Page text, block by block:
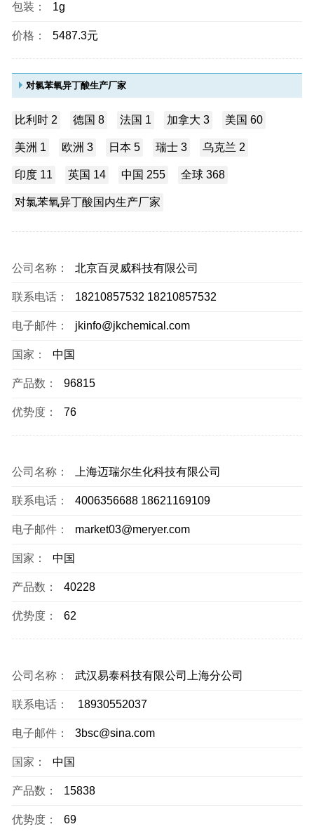
包装： 1g
价格： 5487.3元
对氯苯氧异丁酸生产厂家
比利时 2 德国 8 法国 1 加拿大 3 美国 60
美洲 1 欧洲 3 日本 5 瑞士 3 乌克兰 2
印度 11 英国 14 中国 255 全球 368
对氯苯氧异丁酸国内生产厂家
公司名称： 北京百灵威科技有限公司
联系电话： 18210857532 18210857532
电子邮件： jkinfo@jkchemical.com
国家： 中国
产品数： 96815
优势度： 76
公司名称： 上海迈瑞尔生化科技有限公司
联系电话： 4006356688 18621169109
电子邮件： market03@meryer.com
国家： 中国
产品数： 40228
优势度： 62
公司名称： 武汉易泰科技有限公司上海分公司
联系电话： 18930552037
电子邮件： 3bsc@sina.com
国家： 中国
产品数： 15838
优势度： 69